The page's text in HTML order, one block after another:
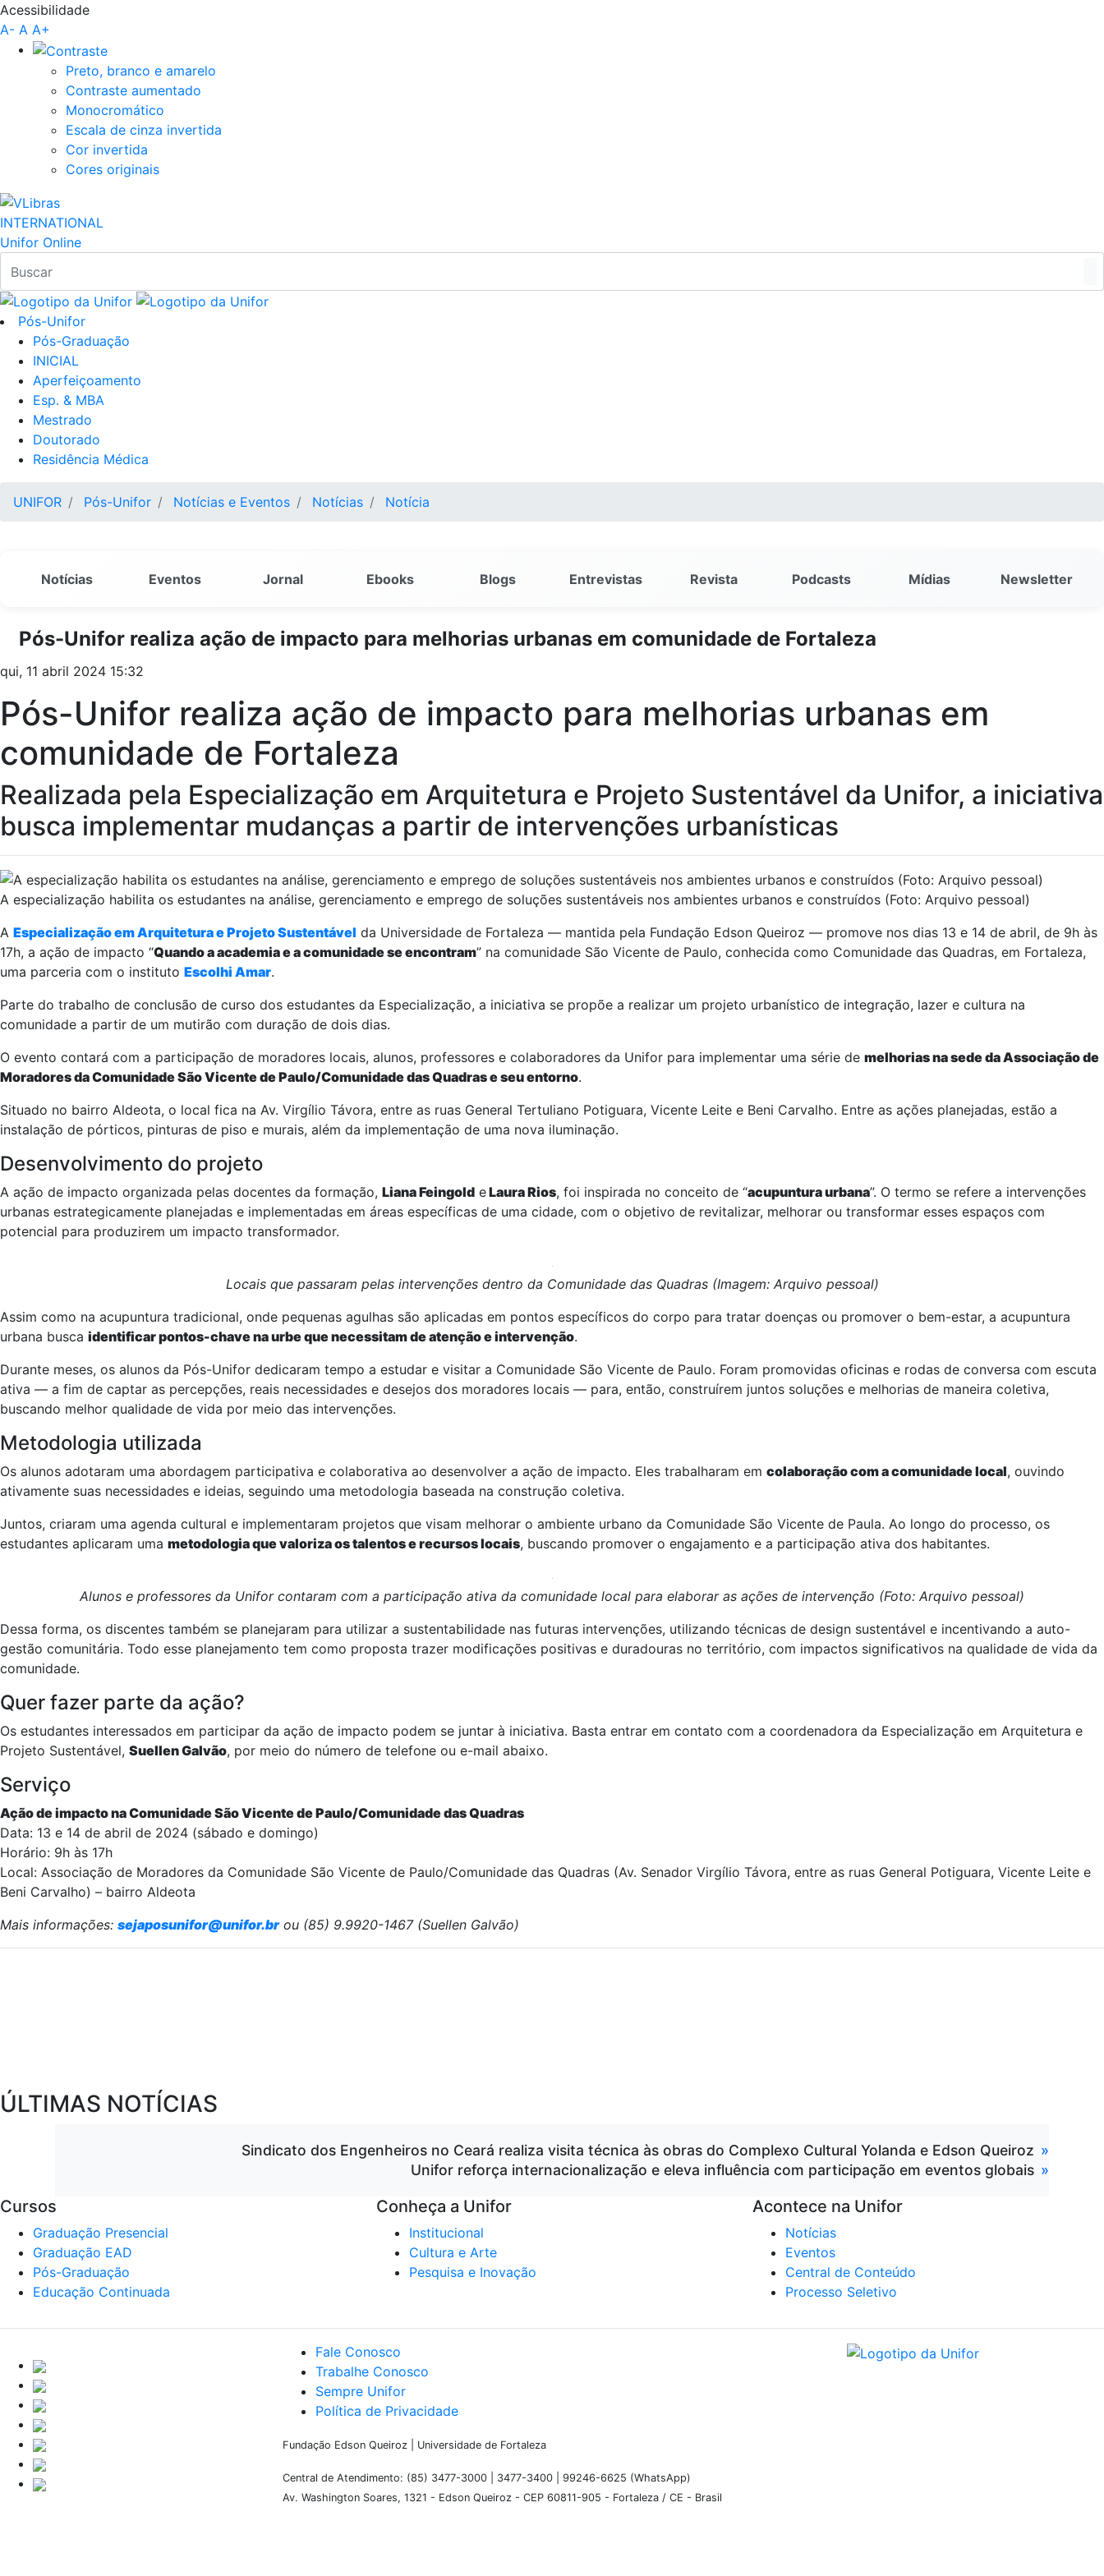
Pular para o Conteúdo principal
Acessibilidade
A- A A+
Preto, branco e amarelo
Contraste aumentado
Monocromático
Escala de cinza invertida
Cor invertida
Cores originais
INTERNATIONAL
Unifor Online
Pós-Unifor
Pós-Graduação
INICIAL
Aperfeiçoamento
Esp. & MBA
Mestrado
Doutorado
Residência Médica
UNIFOR Pós-Unifor Notícias e Eventos Notícias Notícia
Notícias Eventos Jornal Ebooks Blogs Entrevistas Revista Podcasts Mídias Newsletter
Pós-Unifor realiza ação de impacto para melhorias urbanas em comunidade de Fortaleza
qui, 11 abril 2024 15:32
Pós-Unifor realiza ação de impacto para melhorias urbanas em
comunidade de Fortaleza
Realizada pela Especialização em Arquitetura e Projeto Sustentável da Unifor, a iniciativa
busca implementar mudanças a partir de intervenções urbanísticas
A especialização habilita os estudantes na análise, gerenciamento e emprego de soluções sustentáveis nos ambientes urbanos e construídos (Foto: Arquivo pessoal)
A Especialização em Arquitetura e Projeto Sustentável da Universidade de Fortaleza — mantida pela Fundação Edson Queiroz — promove nos dias 13 e 14 de abril, de 9h às
17h, a ação de impacto “Quando a academia e a comunidade se encontram” na comunidade São Vicente de Paulo, conhecida como Comunidade das Quadras, em Fortaleza,
uma parceria com o instituto Escolhi Amar.
Parte do trabalho de conclusão de curso dos estudantes da Especialização, a iniciativa se propõe a realizar um projeto urbanístico de integração, lazer e cultura na
comunidade a partir de um mutirão com duração de dois dias.
O evento contará com a participação de moradores locais, alunos, professores e colaboradores da Unifor para implementar uma série de melhorias na sede da Associação de
Moradores da Comunidade São Vicente de Paulo/Comunidade das Quadras e seu entorno.
Situado no bairro Aldeota, o local fica na Av. Virgílio Távora, entre as ruas General Tertuliano Potiguara, Vicente Leite e Beni Carvalho. Entre as ações planejadas, estão a
instalação de pórticos, pinturas de piso e murais, além da implementação de uma nova iluminação.
Desenvolvimento do projeto
A ação de impacto organizada pelas docentes da formação, Liana Feingold eLaura Rios, foi inspirada no conceito de “acupuntura urbana”. O termo se refere a intervenções
urbanas estrategicamente planejadas e implementadas em áreas específicas de uma cidade, com o objetivo de revitalizar, melhorar ou transformar esses espaços com
potencial para produzirem um impacto transformador.
Locais que passaram pelas intervenções dentro da Comunidade das Quadras (Imagem: Arquivo pessoal)
Assim como na acupuntura tradicional, onde pequenas agulhas são aplicadas em pontos específicos do corpo para tratar doenças ou promover o bem-estar, a acupuntura
urbana busca identificar pontos-chave na urbe que necessitam de atenção e intervenção.
Durante meses, os alunos da Pós-Unifor dedicaram tempo a estudar e visitar a Comunidade São Vicente de Paulo. Foram promovidas oficinas e rodas de conversa com escuta
ativa — a fim de captar as percepções, reais necessidades e desejos dos moradores locais — para, então, construírem juntos soluções e melhorias de maneira coletiva,
buscando melhor qualidade de vida por meio das intervenções.
Metodologia utilizada
Os alunos adotaram uma abordagem participativa e colaborativa ao desenvolver a ação de impacto. Eles trabalharam em colaboração com a comunidade local, ouvindo
ativamente suas necessidades e ideias, seguindo uma metodologia baseada na construção coletiva.
Juntos, criaram uma agenda cultural e implementaram projetos que visam melhorar o ambiente urbano da Comunidade São Vicente de Paula. Ao longo do processo, os
estudantes aplicaram uma metodologia que valoriza os talentos e recursos locais, buscando promover o engajamento e a participação ativa dos habitantes.
Alunos e professores da Unifor contaram com a participação ativa da comunidade local para elaborar as ações de intervenção (Foto: Arquivo pessoal)
Dessa forma, os discentes também se planejaram para utilizar a sustentabilidade nas futuras intervenções, utilizando técnicas de design sustentável e incentivando a auto-
gestão comunitária. Todo esse planejamento tem como proposta trazer modificações positivas e duradouras no território, com impactos significativos na qualidade de vida da
comunidade.
Quer fazer parte da ação?
Os estudantes interessados em participar da ação de impacto podem se juntar à iniciativa. Basta entrar em contato com a coordenadora da Especialização em Arquitetura e
Projeto Sustentável, Suellen Galvão, por meio do número de telefone ou e-mail abaixo.
Serviço
Ação de impacto na Comunidade São Vicente de Paulo/Comunidade das Quadras
Data: 13 e 14 de abril de 2024 (sábado e domingo)
Horário: 9h às 17h
Local: Associação de Moradores da Comunidade São Vicente de Paulo/Comunidade das Quadras (Av. Senador Virgílio Távora, entre as ruas General Potiguara, Vicente Leite e
Beni Carvalho) – bairro Aldeota
Mais informações: sejaposunifor@unifor.brou (85) 9.9920-1467 (Suellen Galvão)
ÚLTIMAS NOTÍCIAS
Sindicato dos Engenheiros no Ceará realiza visita técnica às obras do Complexo Cultural Yolanda e Edson Queiroz
Unifor reforça internacionalização e eleva influência com participação em eventos globais
Cursos
Graduação Presencial
Graduação EAD
Pós-Graduação
Educação Continuada
Conheça a Unifor
Institucional
Cultura e Arte
Pesquisa e Inovação
Acontece na Unifor
Notícias
Eventos
Central de Conteúdo
Processo Seletivo
Fale Conosco
Trabalhe Conosco
Sempre Unifor
Política de Privacidade
Fundação Edson Queiroz | Universidade de Fortaleza
Central de Atendimento: (85) 3477-3000 | 3477-3400 | 99246-6625 (WhatsApp)
Av. Washington Soares, 1321 - Edson Queiroz - CEP 60811-905 - Fortaleza / CE - Brasil